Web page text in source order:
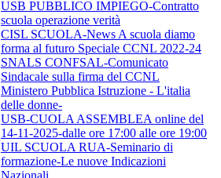
USB PUBBLICO IMPIEGO-Contratto
scuola operazione verità
CISL SCUOLA-News A scuola diamo
forma al futuro Speciale CCNL 2022-24
SNALS CONFSAL-Comunicato
Sindacale sulla firma del CCNL
Ministero Pubblica Istruzione - L'italia
delle donne-
USB-CUOLA ASSEMBLEA online del
14-11-2025-dalle ore 17:00 alle ore 19:00
UIL SCUOLA RUA-Seminario di
formazione-Le nuove Indicazioni